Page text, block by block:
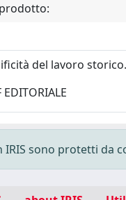
del lavoro
IRIS sono protetti da